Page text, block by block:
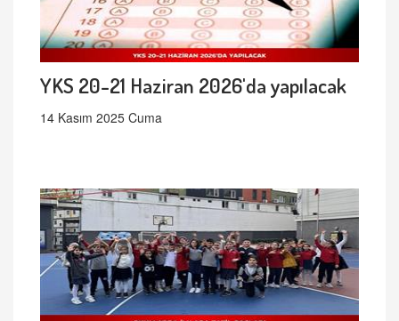
YKS 20-21 Haziran 2026'da yapılacak
14 Kasım 2025 Cuma